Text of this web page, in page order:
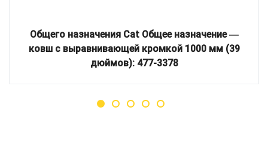
Общего назначения Cat Общее назначение ―
ковш с выравнивающей кромкой 1000 мм (39
дюймов): 477-3378